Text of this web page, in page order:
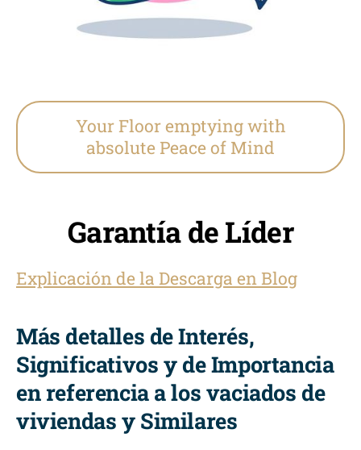
Your Floor emptying with
absolute Peace of Mind
Garantía de Líder
Explicación de la Descarga en Blog
Más detalles de Interés,
Significativos y de Importancia
en referencia a los vaciados de
viviendas y Similares